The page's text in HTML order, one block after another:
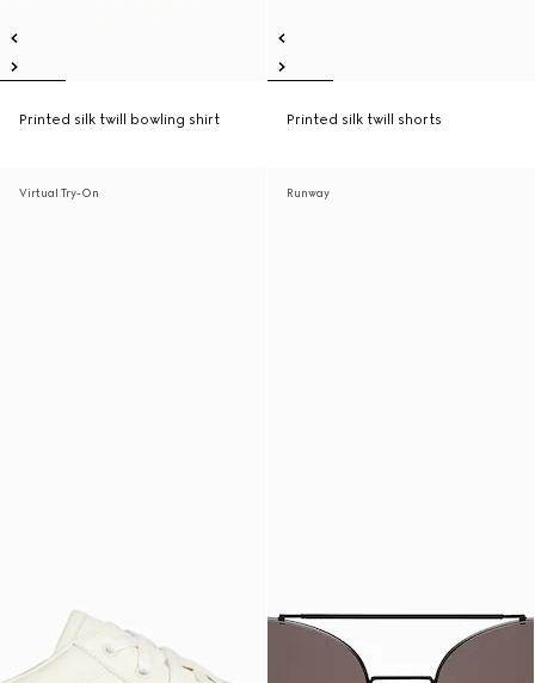
Printed silk twill bowling shirt Printed silk twill shorts
Virtual Try-On Runway